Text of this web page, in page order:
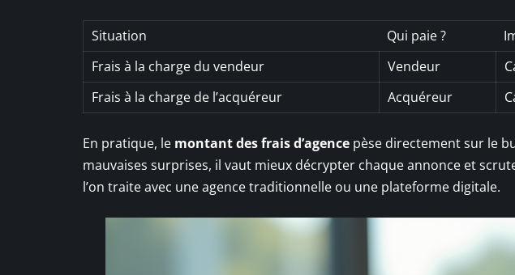
Situation Qui paie ?
Frais à la charge du vendeur
Vendeur
Frais à la charge de l’acquéreur
Acquéreur
En pratique, le montant des frais d’agence pèse directement sur le
mauvaises surprises, il vaut mieux décrypter chaque annonce et
l’on traite avec une agence traditionnelle ou une plateforme digitale.